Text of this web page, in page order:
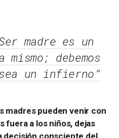
madre es un
mismo; debemos
un infierno”
madres pueden venir con
fuera a los niños, dejas
decisión consciente del